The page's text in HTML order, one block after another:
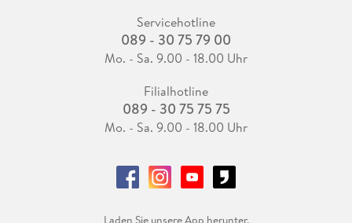
Servicehotline
089 - 30 75 79 00
Mo. - Sa. 9.00 - 18.00 Uhr
Filialhotline
089 - 30 75 75 75
Mo. - Sa. 9.00 - 18.00 Uhr
Laden Sie unsere App herunter.